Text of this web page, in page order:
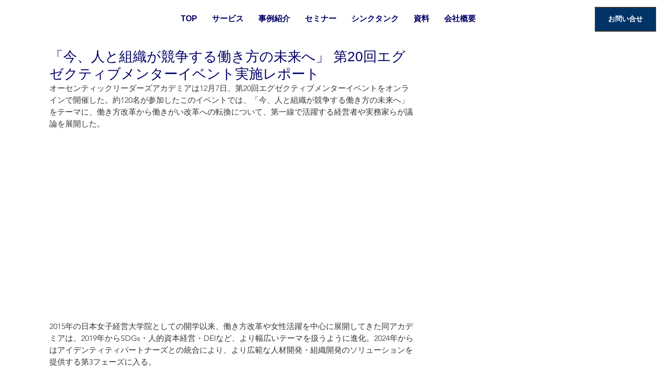
TOP サービス 事例紹介 セミナー シンクタンク 資料 会社概要 お問い合せ
「今、人と組織が競争する働き方の未来へ」 第20回エグ
ゼクティブメンターイベント実施レポート
オーセンティックリーダーズアカデミアは12月7日、第20回エグゼクティブメンターイベントをオンラ
インで開催した。約120名が参加したこのイベントでは、「今、人と組織が競争する働き方の未来へ」
をテーマに、働き方改革から働きがい改革への転換について、第一線で活躍する経営者や実務家らが議
論を展開した。
2015年の日本女子経営大学院としての開学以来、働き方改革や女性活躍を中心に展開してきた同アカデ
ミアは、2019年からSDGs・人的資本経営・DEIなど、より幅広いテーマを扱うように進化。2024年から
はアイデンティティパートナーズとの統合により、より広範な人材開発・組織開発のソリューションを
提供する第3フェーズに入る。